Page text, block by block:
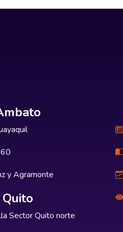
y Agramonte
Quito
Sector Quito norte